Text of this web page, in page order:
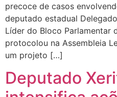
precoce de casos
deputado estadual
Líder do Bloco Parlamentar
protocolou na Assembleia
um projeto […]
Deputado